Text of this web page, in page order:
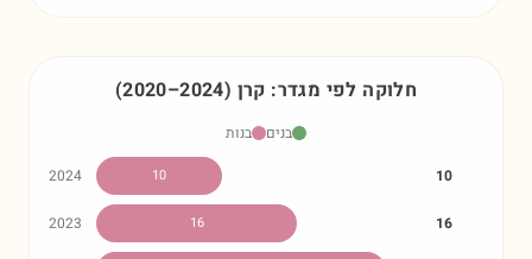
חלוקה לפי מגדר: קרן (2020–2024)
בנים
בנות
2024
10 10
2023 16 16